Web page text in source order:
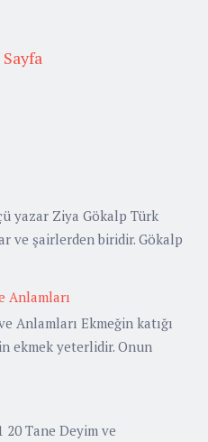
yazar Ziya Gökalp Türk
ve şairlerden biridir. Gökalp
Anlamları
Anlamları Ekmeğin katığı
ekmek yeterlidir. Onun
20 Tane Deyim ve